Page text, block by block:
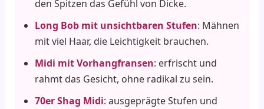
den Spitzen das Gefühl von Dicke.
Long Bob mit unsichtbaren Stufen: Mähnen
mit viel Haar, die Leichtigkeit brauchen.
Midi mit Vorhangfransen: erfrischt und
rahmt das Gesicht, ohne radikal zu sein.
70er Shag Midi: ausgeprägte Stufen und